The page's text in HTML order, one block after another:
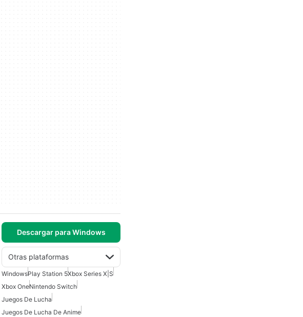
Descargar para Windows
Otras plataformas
WindowsPlay Station 5Xbox Series X|S
Xbox OneNintendo Switch
Juegos De Lucha
Juegos De Lucha De Anime